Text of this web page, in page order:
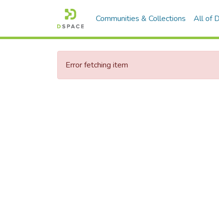
Communities & Collections All of
Error fetching item